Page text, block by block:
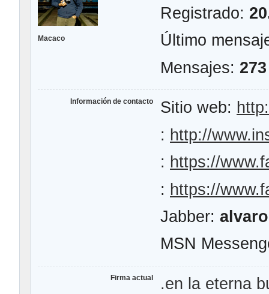
Macaco
Registrado:
Último
Mensajes: 273
Información de contacto Sitio web:
: http://
: https://
: https://
Jabber:
MSN
Firma actual
.en la eterna